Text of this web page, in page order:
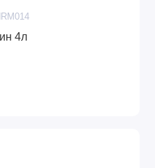
4Т 10W-30 мин 4л